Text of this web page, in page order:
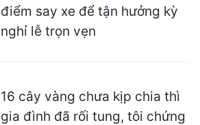
điểm say xe để tận hưởng kỳ
nghỉ lễ trọn vẹn
16 cây vàng chưa kịp chia thì
gia đình đã rối tung, tôi chứng